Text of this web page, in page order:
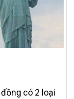
có 2 loại